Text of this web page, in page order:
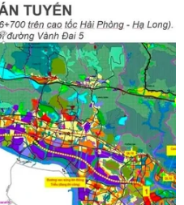
của nhà máy nhiệt điện ở
AFP/TTXVN)
18/6 cho biết 8 trong
liên minh này đã
vào năm 2030.